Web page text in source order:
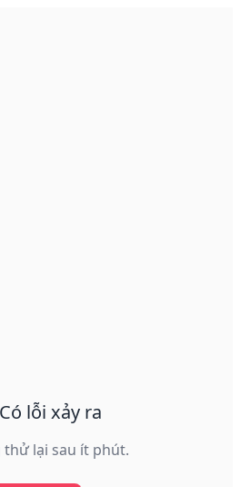
lỗi xảy ra
thử lại sau ít phút.